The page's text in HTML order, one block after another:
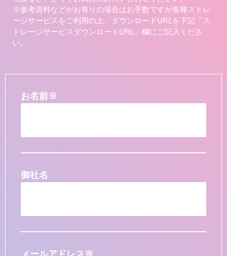
※参考資料などがお有りの場合はお手数ですが各種ストレ
ージサービスをご利用の上、ダウンロードURLを下記「ス
トレージサービスダウンロードURL」欄にご記入くださ
い。
お名前※
御社名